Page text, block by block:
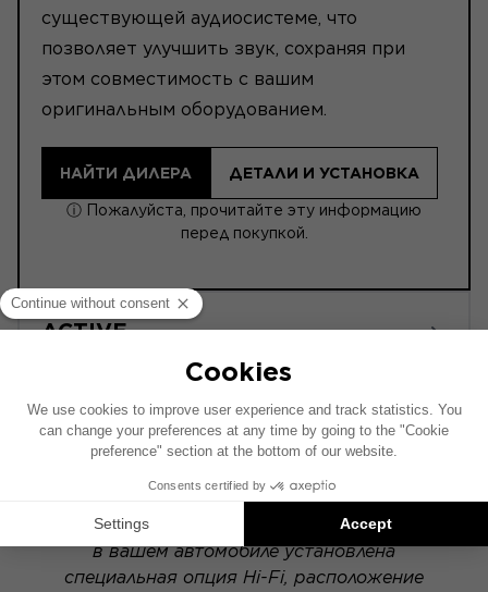
существующей аудиосистеме, что
позволяет улучшить звук, сохраняя при
этом совместимость с вашим
оригинальным оборудованием.
НАЙТИ ДИЛЕРА ДЕТАЛИ И УСТАНОВКА
ⓘ Пожалуйста, прочитайте эту информацию
перед покупкой.
ACTIVE
POWERED
Схема установки составлена на основе
автомобиля с заводской аудиосистемой. Если
в вашем автомобиле установлена
специальная опция Hi-Fi, расположение